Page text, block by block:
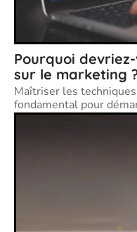
Pourquoi
sur le marketing
Maîtriser les
fondamental pour